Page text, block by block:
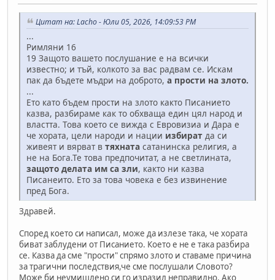
Цитат на: Lacho - Юли 05, 2026, 14:09:53 PM
...
Римляни 16
19 Защото вашето послушание е на всички
известно; и тъй, колкото за вас радвам се. Искам
пак да бъдете мъдри на доброто, а прости на злото.
...
Ето като бъдем прости на злото както Писанието
казва, разбираме как то обхваща един цял народ и
властта. Това което се вижда с Евровизиа и Дара е
че хората, цели народи и нации избират да си
живеят и вярват в тяхната сатанинска религия, а
не на Бога.Те това предпочитат, а не светлината,
защото делата им са зли, както ни казва
Писанеито. Ето за това човека е без извинение
пред Бога.
Здравей.
Според което си написал, може да излезе така, че хората
биват заблудени от Писанието. Което е не е така разбира
се. Казва да сме "прости" спрямо злото и ставаме причина
за трагични последствия,че сме послушали Словото?
Може би неумишлено си го изразил неправилно. Ако